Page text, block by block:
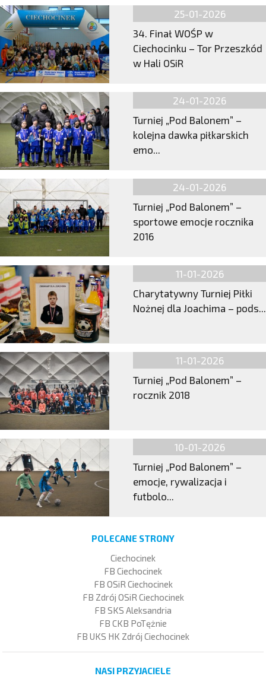
25-01-2026
34. Finał WOŚP w
Ciechocinku – Tor Przeszkód
w Hali OSiR
24-01-2026
Turniej „Pod Balonem” –
kolejna dawka piłkarskich
emo...
24-01-2026
Turniej „Pod Balonem” –
sportowe emocje rocznika
2016
11-01-2026
Charytatywny Turniej Piłki
Nożnej dla Joachima – pods...
11-01-2026
Turniej „Pod Balonem” –
rocznik 2018
10-01-2026
Turniej „Pod Balonem” –
emocje, rywalizacja i
futbolo...
POLECANE STRONY
Ciechocinek
FB Ciechocinek
FB OSiR Ciechocinek
FB Zdrój OSiR Ciechocinek
FB SKS Aleksandria
FB CKB PoTężnie
FB UKS HK Zdrój Ciechocinek
NASI PRZYJACIELE